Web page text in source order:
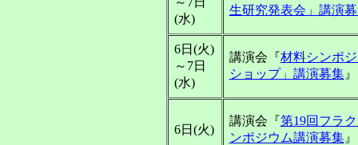
(水)
生研究発表会」講演
6日(火)
～7日
(水)
講演会『材料シンポ
ショップ」講演募集』
6日(火)
講演会『第19回フラ
ンポジウム講演募集』